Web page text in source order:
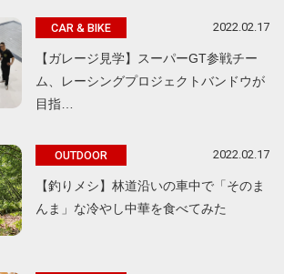
CAR & BIKE 2022.02.17
【ガレージ見学】スーパーGT参戦チー
ム、レーシングプロジェクトバンドウが
目指…
OUTDOOR 2022.02.17
【釣りメシ】林道沿いの車中で「そのま
んま」な冷やし中華を食べてみた